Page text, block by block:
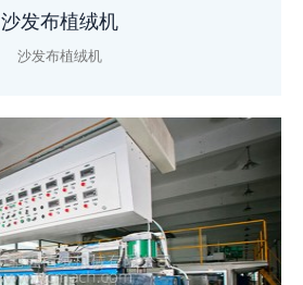
沙发布植绒机
沙发布植绒机